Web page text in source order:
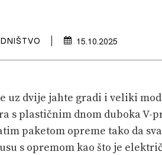
15.10.2025
uz dvije jahte gradi i veliki
s plastičnim dnom duboka
paketom opreme tako da
s opremom kao što je